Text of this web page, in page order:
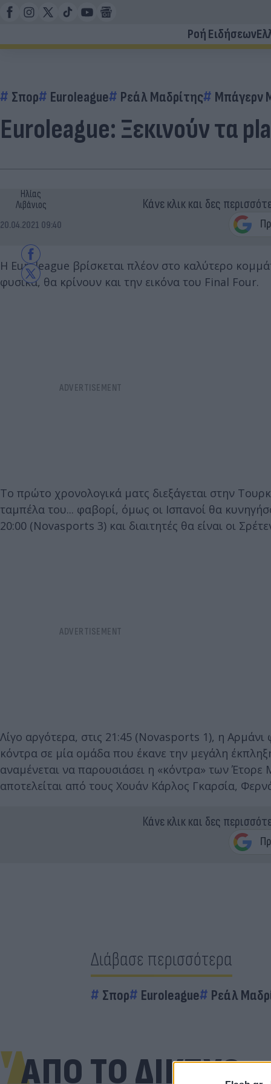
Ροή Ειδήσεων
Σπορ Euroleague Ρεάλ Μαδρίτης Μπάγερν
Euroleague: Ξεκινούν τα
Ηλίας
Λιβάνιος
20.04.2021 09:40
Κάνε κλικ και δες
Η Euroleague βρίσκεται πλέον στο καλύτερο
φυσικά, θα κρίνουν και την εικόνα του Final Four.
Το πρώτο χρονολογικά ματς διεξάγεται στην
ταμπέλα του... φαβορί, όμως οι Ισπανοί θα
20:00 (Novasports 3) και διαιτητές θα είναι οι
Λίγο αργότερα, στις 21:45 (Novasports 1), η
κόντρα σε μία ομάδα που έκανε την μεγάλη
αναμένεται να παρουσιάσει η «κόντρα» των Έτορε
αποτελείται από τους Χουάν Κάρλος Γκαρσία,
Κάνε κλικ και δες
Διάβασε περισσότερα
Σπορ Euroleague Ρεάλ
ΑΠΟ ΤΟ ΔΙΚΤΥΟ